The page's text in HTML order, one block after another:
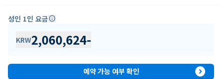
성인 1인 요금info
KRW2,060,624-
예약 가능 여부 확인 expand_circle_right